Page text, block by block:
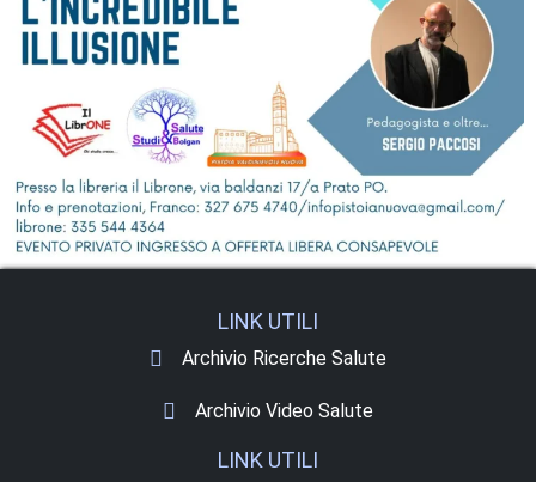
LINK UTILI
Archivio Ricerche Salute
Archivio Video Salute
LINK UTILI